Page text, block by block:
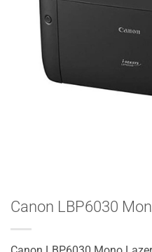
Canon LBP6030